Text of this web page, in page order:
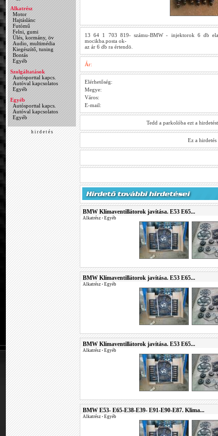
Alkatrész
Motor
Hajtáslánc
Futómű
Felni, gumi
Ülés, kormány, öv
Audio, multimédia
Kiegészítő, tuning
Bontás
Egyéb
Szolgáltatások
Autósporttal kapcs.
Autóval kapcsolatos
Egyéb
Egyéb
Autósporttal kapcs.
Autóval kapcsolatos
Egyéb
h i r d e t é s
13 64 1 703 819- számu-BMW - injektorok 6 db
mocikba.posta ok-
az ár 6 db ra értendö.
Ár:
Elérhetőség:
Megye:
Város:
E-mail:
Tedd a parkolóba ezt a
Ez a
BMW Klímaventillátorok javítása. E53 E65...
Alkatrész • Egyéb
BMW Klímaventillátorok javítása. E53 E65...
Alkatrész • Egyéb
BMW Klímaventillátorok javítása. E53 E65...
Alkatrész • Egyéb
BMW E53- E65-E38-E39- E91-E90-E87. Klima...
Alkatrész • Egyéb